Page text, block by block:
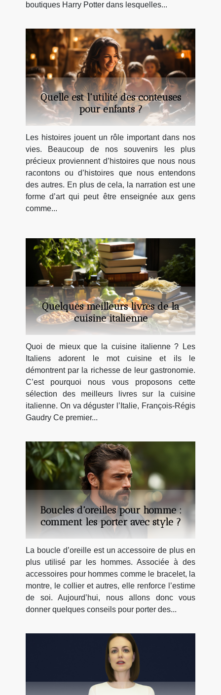
boutiques Harry Potter dans lesquelles...
Quelle est l'utilité des conteuses
pour enfants ?
Les histoires jouent un rôle important dans nos
vies. Beaucoup de nos souvenirs les plus
précieux proviennent d’histoires que nous nous
racontons ou d’histoires que nous entendons
des autres. En plus de cela, la narration est une
forme d’art qui peut être enseignée aux gens
comme...
Quelques meilleurs livres de la
cuisine italienne
Quoi de mieux que la cuisine italienne ? Les
Italiens adorent le mot cuisine et ils le
démontrent par la richesse de leur gastronomie.
C’est pourquoi nous vous proposons cette
sélection des meilleurs livres sur la cuisine
italienne. On va déguster l’Italie, François-Régis
Gaudry Ce premier...
Boucles d'oreilles pour homme :
comment les porter avec style ?
La boucle d’oreille est un accessoire de plus en
plus utilisé par les hommes. Associée à des
accessoires pour hommes comme le bracelet, la
montre, le collier et autres, elle renforce l’estime
de soi. Aujourd’hui, nous allons donc vous
donner quelques conseils pour porter des...